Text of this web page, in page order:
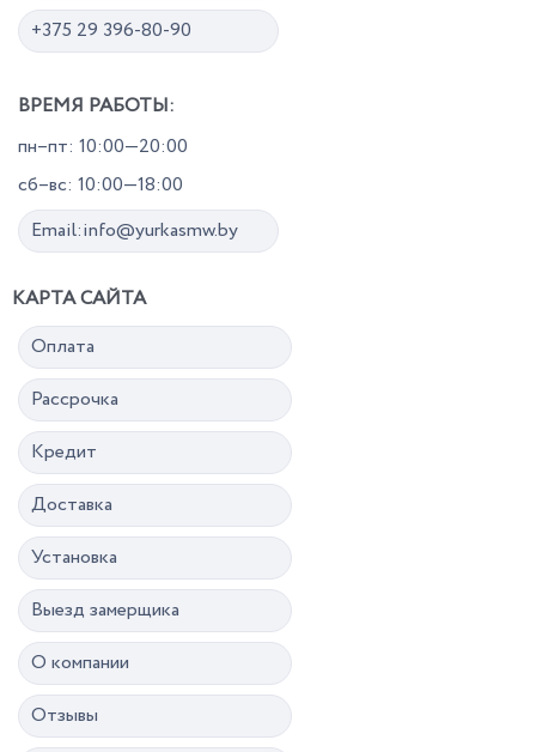
+375 29 396-80-90
ВРЕМЯ РАБОТЫ:
пн–пт: 10:00—20:00
сб–вс: 10:00—18:00
Email:info@yurkasmw.by
КАРТА САЙТА
Оплата
Рассрочка
Кредит
Доставка
Установка
Выезд замерщика
О компании
Отзывы